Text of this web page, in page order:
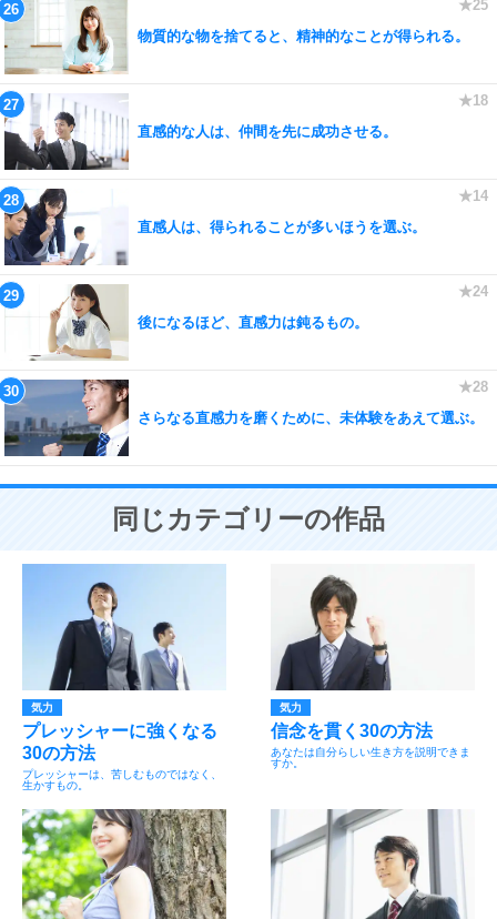
物質的な物を捨てると、精神的なことが得られる。
直感的な人は、仲間を先に成功させる。
直感人は、得られることが多いほうを選ぶ。
後になるほど、直感力は鈍るもの。
さらなる直感力を磨くために、未体験をあえて選ぶ。
同じカテゴリーの作品
気力
プレッシャーに強くなる
30の方法
プレッシャーは、苦しむものではなく、
生かすもの。
気力
信念を貫く30の方法
あなたは自分らしい生き方を説明できま
すか。